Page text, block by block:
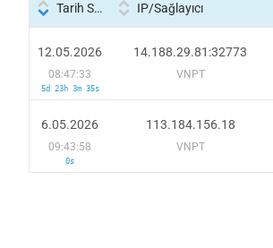
Tarih Saati IP/Sağlayıcı
12.05.2026
08:47:33
5d 23h 3m 35s
14.188.29.81:32773
VNPT
6.05.2026
09:43:58
0s
113.184.156.18
VNPT